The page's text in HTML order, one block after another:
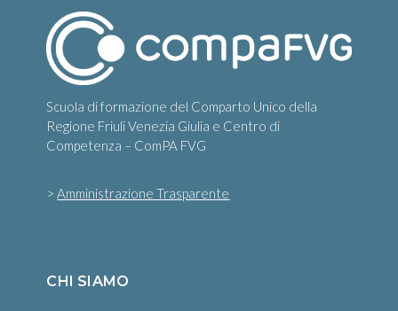
Scuola di formazione del Comparto Unico della
Regione Friuli Venezia Giulia e Centro di
Competenza – ComPA FVG
>Amministrazione Trasparente
CHI SIAMO